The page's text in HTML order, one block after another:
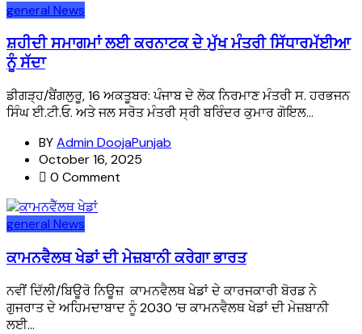
general News
ਸ਼ਹੀਦੀ ਸਮਾਗਮਾਂ ਲਈ ਕਰਨਾਟਕ ਦੇ ਮੁੱਖ ਮੰਤਰੀ ਸਿੱਧਾਰਮੱਈਆ
ਨੂੰ ਸੱਦਾ
ਡੀਗੜ੍ਹ/ਬੈਂਗਲੁਰੂ, 16 ਅਕਤੂਬਰ: ਪੰਜਾਬ ਦੇ ਲੋਕ ਨਿਰਮਾਣ ਮੰਤਰੀ ਸ. ਹਰਭਜਨ
ਸਿੰਘ ਈ.ਟੀ.ਓ. ਅਤੇ ਜਲ ਸਰੋਤ ਮੰਤਰੀ ਸ੍ਰੀ ਬਰਿੰਦਰ ਕੁਮਾਰ ਗੋਇਲ...
BYAdmin DoojaPunjab
October 16, 2025
0 Comment
general News
ਕਾਮਨਵੈਲਥ ਖੇਡਾਂ ਦੀ ਮੇਜ਼ਬਾਨੀ ਕਰੇਗਾ ਭਾਰਤ
ਨਵੀਂ ਦਿੱਲੀ/ਬਿਊਰੋ ਨਿਊਜ਼ ਕਾਮਨਵੈਲਥ ਖੇਡਾਂ ਦੇ ਕਾਰਜਕਾਰੀ ਬੋਰਡ ਨੇ
ਗੁਜਰਾਤ ਦੇ ਅਹਿਮਦਾਬਾਦ ਨੂੰ 2030 ’ਚ ਕਾਮਨਵੈਲਥ ਖੇਡਾਂ ਦੀ ਮੇਜ਼ਬਾਨੀ
ਲਈ...